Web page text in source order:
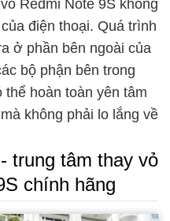
Redmi Note 9S không
điện thoại. Quá trình
ở phần bên ngoài của
bộ phận bên trong
hoàn toàn yên tâm
không phải lo lắng về
trung tâm thay vỏ
chính hãng